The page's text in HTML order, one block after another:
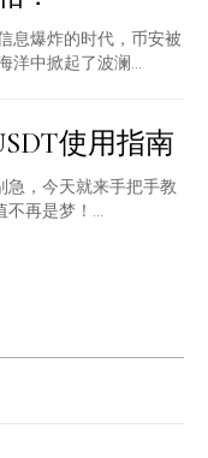
息爆炸的时代，币安被
中掀起了波澜...
使用指南
急，今天就来手把手教
再是梦！...